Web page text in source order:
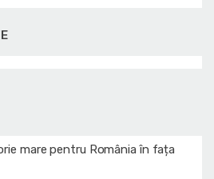
mare pentru România în fața